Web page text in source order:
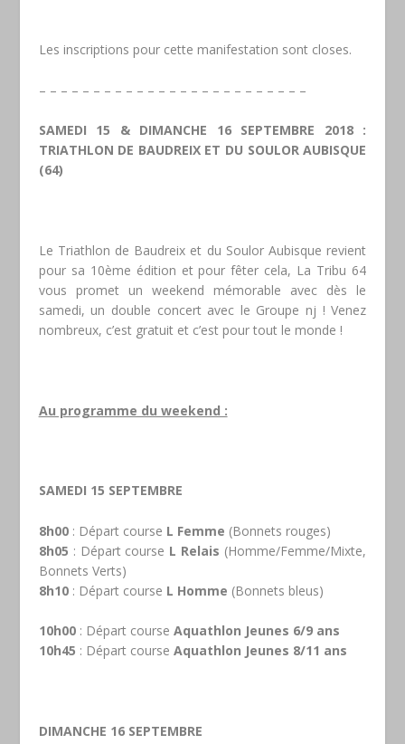
Les inscriptions pour cette manifestation sont closes.
– – – – – – – – – – – – – – – – – – – – – – – – –
SAMEDI 15 & DIMANCHE 16 SEPTEMBRE 2018 :
TRIATHLON DE BAUDREIX ET DU SOULOR AUBISQUE
(64)
Le Triathlon de Baudreix et du Soulor Aubisque revient
pour sa 10ème édition et pour fêter cela, La Tribu 64
vous promet un weekend mémorable avec dès le
samedi, un double concert avec le Groupe nj ! Venez
nombreux, c’est gratuit et c’est pour tout le monde !
Au programme du weekend :
SAMEDI 15 SEPTEMBRE
8h00: Départ course L Femme (Bonnets rouges)
8h05 : Départ course L Relais (Homme/Femme/Mixte,
Bonnets Verts)
8h10: Départ course L Homme (Bonnets bleus)
10h00: Départ course Aquathlon Jeunes 6/9 ans
10h45 : Départ course Aquathlon Jeunes 8/11 ans
DIMANCHE 16 SEPTEMBRE